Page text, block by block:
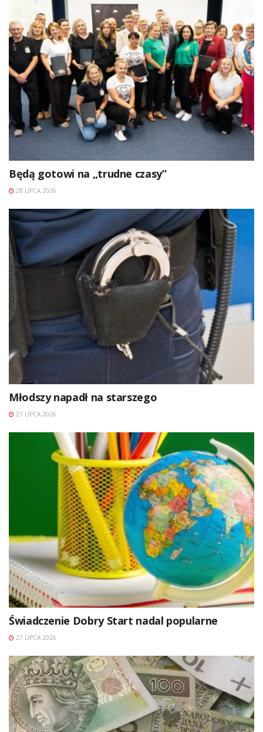
Będą gotowi na „trudne czasy”
28 LIPCA 2026
Młodszy napadł na starszego
27 LIPCA 2026
Świadczenie Dobry Start nadal popularne
27 LIPCA 2026